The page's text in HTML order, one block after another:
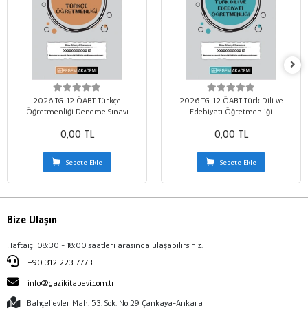
2026 TG-12 ÖABT Türkçe
Öğretmenliği Deneme Sınavı
0,00 TL
Sepete Ekle
2026 TG-12 ÖABT Türk Dili ve
Edebiyatı Öğretmenliği
0,00 TL
Sepete Ekle
Bize Ulaşın
Haftaiçi 08:30 - 18:00 saatleri arasında ulaşabilirsiniz.
+90 312 223 7773
info@gazikitabevi.com.tr
Bahçelievler Mah. 53. Sok. No:29 Çankaya-Ankara